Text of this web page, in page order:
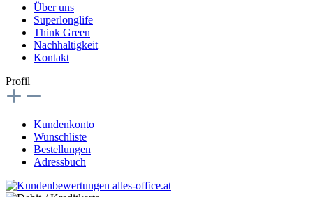
Über uns
Superlonglife
Think Green
Nachhaltigkeit
Kontakt
Profil
Kundenkonto
Wunschliste
Bestellungen
Adressbuch